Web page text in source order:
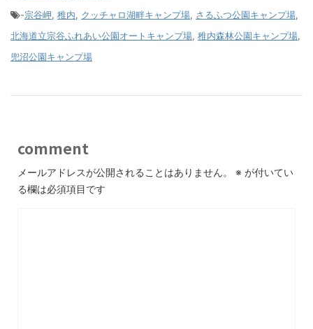
-宗谷岬, 稚内, クッチャロ湖畔キャンプ場, さるふつ公園キャンプ場,
北海道立宗谷ふれあい公園オートキャンプ場, 稚内森林公園キャンプ場,
兜沼公園キャンプ場
comment
メールアドレスが公開されることはありません。 ※ が付いてい
る欄は必須項目です